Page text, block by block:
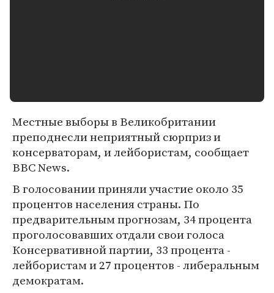
Местные выборы в Великобритании
преподнесли неприятный сюрприз и
консерваторам, и лейбористам, сообщает
BBC News.
В голосовании приняли участие около 35
процентов населения страны. По
предварительным прогнозам, 34 процента
проголосовавших отдали свои голоса
Консервативной партии, 33 процента -
лейбористам и 27 процентов - либеральным
демократам.